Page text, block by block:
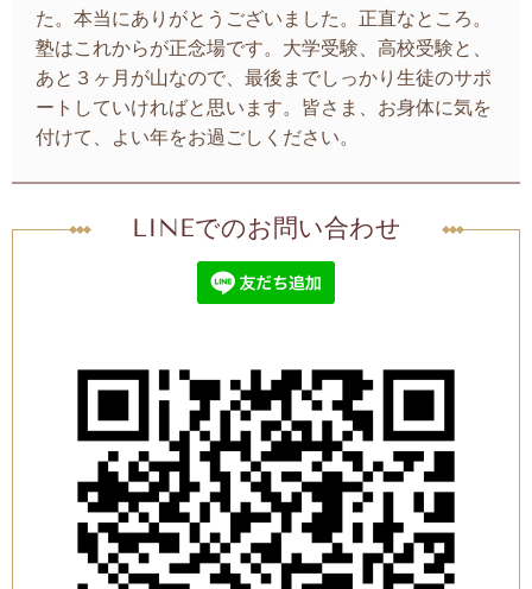
た。本当にありがとうございました。正直なところ。
塾はこれからが正念場です。大学受験、高校受験と、
あと３ヶ月が山なので、最後までしっかり生徒のサポ
ートしていければと思います。皆さま、お身体に気を
付けて、よい年をお過ごしください。
LINEでのお問い合わせ